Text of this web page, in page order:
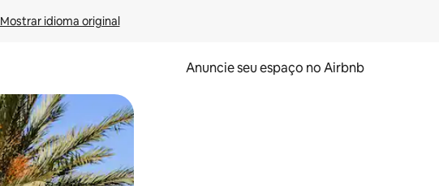
Mostrar idioma original
Anuncie seu espaço no Airbnb